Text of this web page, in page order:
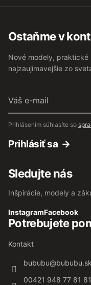
Ostaňme v
Nové modely, praktické
najzaujímavejšie zo
e-
mail
Prihlásením súhlasíte so
Prihlásiť sa
Sledujte nás
Inšpirácie, modely a
InstagramFacebook
Potrebujete
Kontakt
bububu@bububu.sk
00421 948 77 81 81